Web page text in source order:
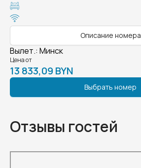
Описание номера
Вылет.: Минск
Цена от
13 833,09 BYN
Выбрать номер
Отзывы гостей